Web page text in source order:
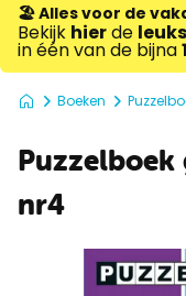
🏖️ Alles voor de
Bekijk hierde
in één van de bijna
Boeken
nr4